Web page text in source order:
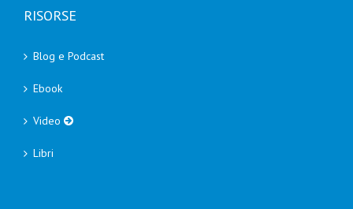
RISORSE
Blog e Podcast
Ebook
Video
Libri